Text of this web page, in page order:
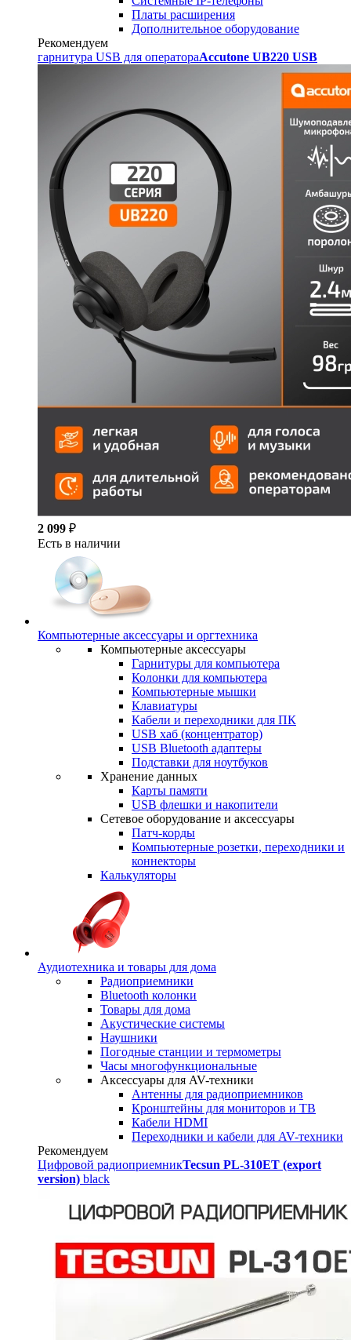
Платы расширения
Дополнительное оборудование
Рекомендуем
гарнитура USB для оператораAccutone UB220 USB
2 099 ₽
Есть в наличии
Компьютерные аксессуары и оргтехника
Компьютерные аксессуары
Гарнитуры для компьютера
Колонки для компьютера
Компьютерные мышки
Клавиатуры
Кабели и переходники для ПК
USB хаб (концентратор)
USB Bluetooth адаптеры
Подставки для ноутбуков
Хранение данных
Карты памяти
USB флешки и накопители
Сетевое оборудование и аксессуары
Патч-корды
Компьютерные розетки, переходники и
коннекторы
Калькуляторы
Аудиотехника и товары для дома
Радиоприемники
Bluetooth колонки
Товары для дома
Акустические системы
Наушники
Погодные станции и термометры
Часы многофункциональные
Аксессуары для AV-техники
Антенны для радиоприемников
Кронштейны для мониторов и ТВ
Кабели HDMI
Переходники и кабели для AV-техники
Рекомендуем
Цифровой радиоприемникTecsun PL-310ET (export
version) black